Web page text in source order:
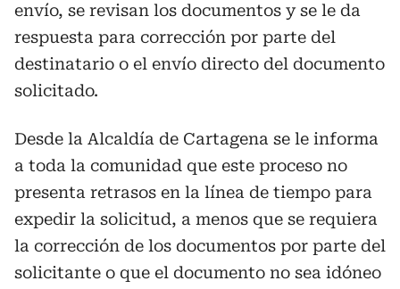
envío, se revisan los documentos y se le da
respuesta para corrección por parte del
destinatario o el envío directo del documento
solicitado.
Desde la Alcaldía de Cartagena se le informa
a toda la comunidad que este proceso no
presenta retrasos en la línea de tiempo para
expedir la solicitud, a menos que se requiera
la corrección de los documentos por parte del
solicitante o que el documento no sea idóneo